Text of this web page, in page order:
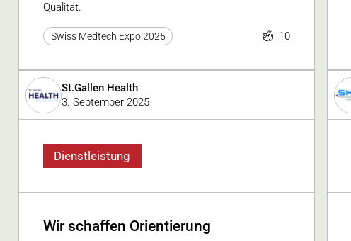
Qualität.
Swiss Medtech Expo 2025 10
St.Gallen Health
3. September 2025
Dienstleistung
Wir schaffen Orientierung